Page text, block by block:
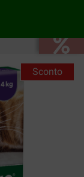
Sconto